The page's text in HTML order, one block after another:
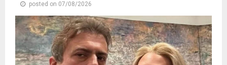
posted on 07/08/2026